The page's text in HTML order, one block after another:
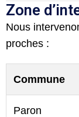
Zone
Nous
proches :
Commune
Paron